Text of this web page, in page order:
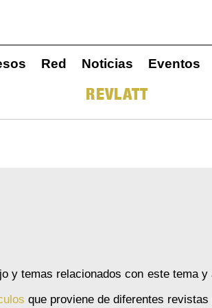
Red Noticias Eventos
REVLATT
y temas relacionados con este tema
que proviene de diferentes